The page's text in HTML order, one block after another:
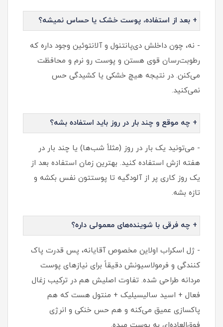
+ بعد از استفاده، پوست خشک یا حساس نمیشه؟
- نه، چون داخلش دی‌پانتنول و آلانتوئین وجود داره که
رطوبت‌رسان قوی هستن و پوست رو نرم و محافظت
می‌کنن. در نتیجه هیچ خشکی یا کشیدگی حس
نمی‌کنید.
+ چه موقع و چند بار در روز باید استفاده بشه؟
- می‌تونید یک بار در روز (مثلاً شب‌ها) یا چند بار در
هفته ازش استفاده کنید. بهترین زمان استفاده بعد از
یک روز کاری پر از آلودگیه تا پوستتون نفس بکشه و
تازه بشه.
+ چه فرقی با شوینده‌های معمولی داره؟
- ژل اسکراب اولاین مخصوص آقایانه، پس قدرت پاک‌
کنندگی و فرمولاسیونش دقیقاً برای نیازهای پوست
مردانه طراحی شده. تفاوت اصلیش هم در ترکیب زغال
فعال + اسید سالیسیلیک + منتول هست که هم
پاکسازی عمیق می‌کنه و هم حس خنکی و انرژی